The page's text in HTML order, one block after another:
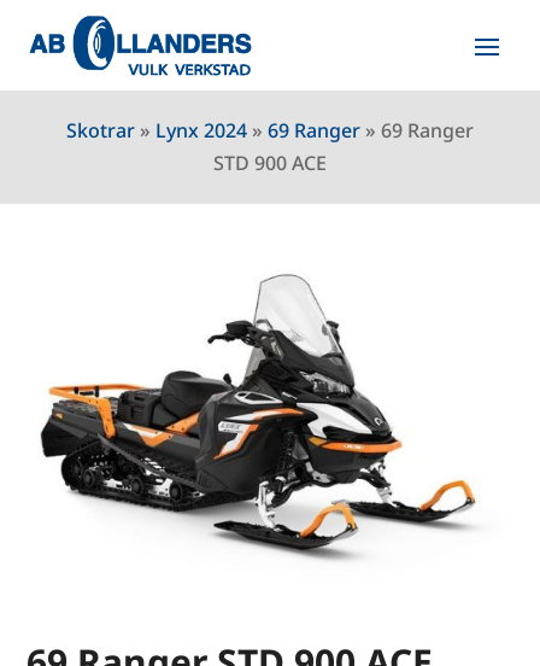
Skotrar» Lynx 2024» 69 Ranger» 69 Ranger
STD 900 ACE